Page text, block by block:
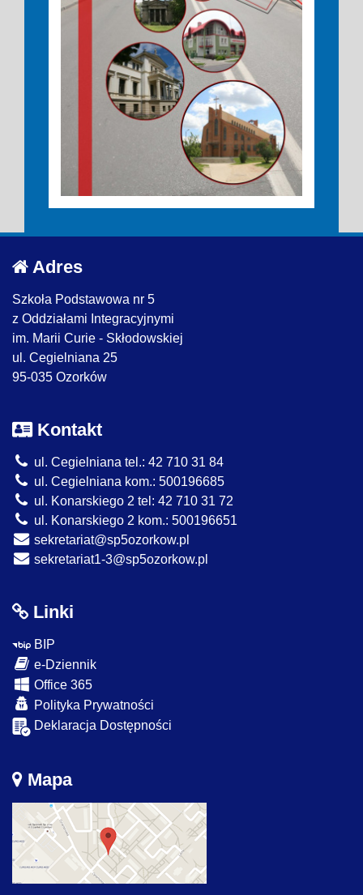
Adres
Szkoła Podstawowa nr 5
z Oddziałami Integracyjnymi
im. Marii Curie - Skłodowskiej
ul. Cegielniana 25
95-035 Ozorków
Kontakt
ul. Cegielniana tel.: 42 710 31 84
ul. Cegielniana kom.: 500196685
ul. Konarskiego 2 tel: 42 710 31 72
ul. Konarskiego 2 kom.: 500196651
sekretariat@sp5ozorkow.pl
sekretariat1-3@sp5ozorkow.pl
Linki
BIP
e-Dziennik
Office 365
Polityka Prywatności
Deklaracja Dostępności
Mapa